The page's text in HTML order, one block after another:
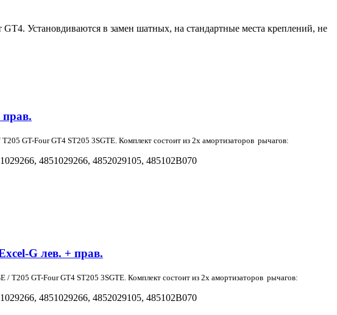
Установдиваются в замен шатных, на стандартные места креплений, не
прав.
T205 GT-Four GT4 ST205 3SGTE. Комплект состоит из 2х амортизаторов рычагов:
4851029266, 4852029105, 485102B070
G лев. + прав.
/ T205 GT-Four GT4 ST205 3SGTE. Комплект состоит из 2х амортизаторов рычагов:
4851029266, 4852029105, 485102B070